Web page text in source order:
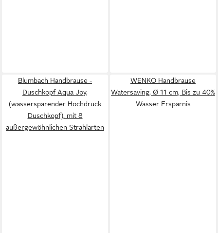
Blumbach Handbrause -
Duschkopf Aqua Joy,
(wassersparender Hochdruck
Duschkopf), mit 8
außergewöhnlichen Strahlarten
WENKO Handbrause
Watersaving, Ø 11 cm, Bis zu 40%
Wasser Ersparnis